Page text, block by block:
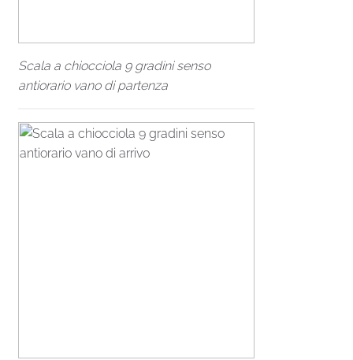
Scala a chiocciola 9 gradini senso
antiorario vano di partenza